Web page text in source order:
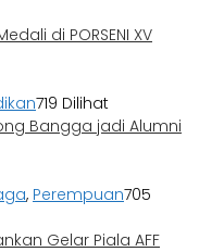
di PORSENI XV
719 Dilihat
Bangga jadi Alumni
, Perempuan705
Gelar Piala AFF